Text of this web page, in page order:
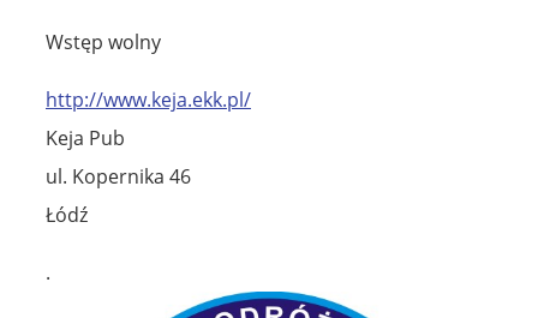
Wstęp wolny
http://www.keja.ekk.pl/
Keja Pub
ul. Kopernika 46
Łódź
.